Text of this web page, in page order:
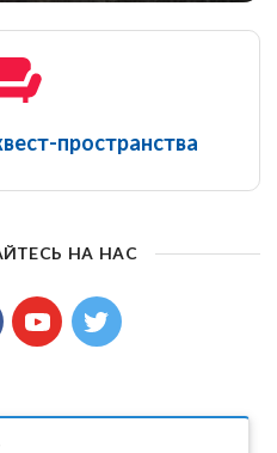
пространства
НА НАС